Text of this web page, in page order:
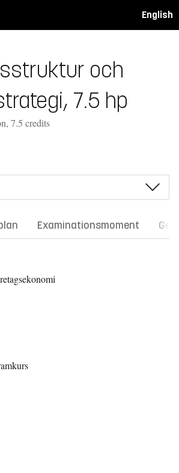
English
och
7.5 hp
7.5 credits
Examinationsmoment